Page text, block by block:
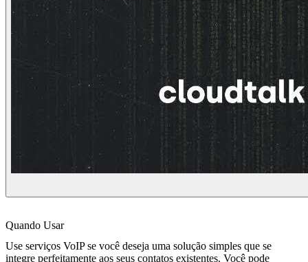
Quando Usar
Use serviços VoIP se você deseja uma solução simples que se
integre perfeitamente aos seus contatos existentes. Você pode